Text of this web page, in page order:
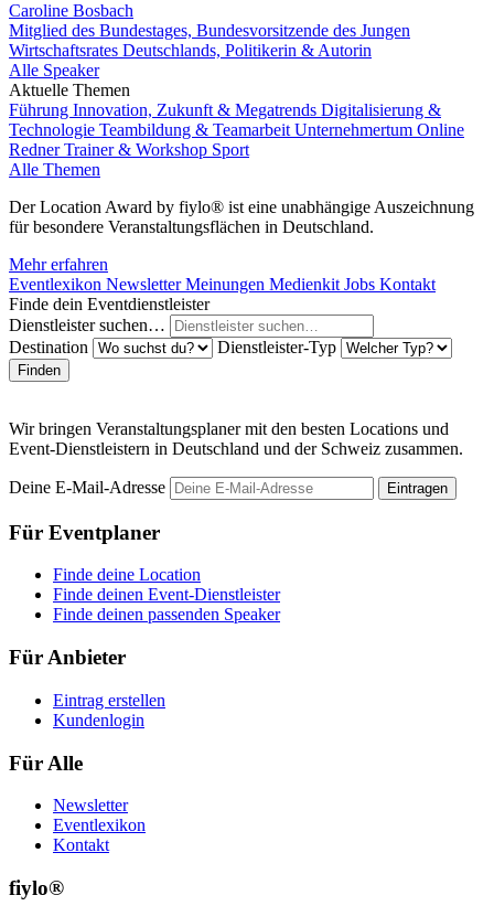
Caroline Bosbach
Mitglied des Bundestages, Bundesvorsitzende des Jungen
Wirtschaftsrates Deutschlands, Politikerin & Autorin
Alle Speaker
Aktuelle Themen
Führung Innovation, Zukunft & Megatrends Digitalisierung &
Technologie Teambildung & Teamarbeit Unternehmertum Online
RednerTrainer & Workshop Sport
Alle Themen
Der Location Award by fiylo® ist eine unabhängige Auszeichnung
für besondere Veranstaltungsflächen in Deutschland.
Mehr erfahren
Eventlexikon NewsletterMeinungen Medienkit Jobs Kontakt
Finde dein Eventdienstleister
Dienstleister suchen…
Destination
Dienstleister-Typ
Finden
Wir bringen Veranstaltungsplaner mit den besten Locations und
Event-Dienstleistern in Deutschland und der Schweiz zusammen.
Deine E-Mail-Adresse Eintragen
Für Eventplaner
Finde deine Location
Finde deinen Event-Dienstleister
Finde deinen passenden Speaker
Für Anbieter
Eintrag erstellen
Kundenlogin
Für Alle
Newsletter
Eventlexikon
Kontakt
fiylo®